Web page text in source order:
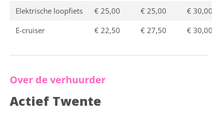
Elektrische loopfiets
€ 25,00 € 25,00
€ 30,00
E-cruiser
€ 22,50 € 27,50 € 30,00
Over de verhuurder
Actief Twente